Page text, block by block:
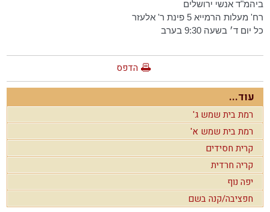
ביהמ"ד אנשי ירושלים
רח' מעלות הרמייא 5 פינת ר' אלעזר
כל יום ד׳ בשעה 9:30 בערב
הדפס
עוד...
רמת בית שמש ג'
רמת בית שמש א'
קרית חסידים
קריה חרדית
יפה נוף
חפציבה/קנה בשם